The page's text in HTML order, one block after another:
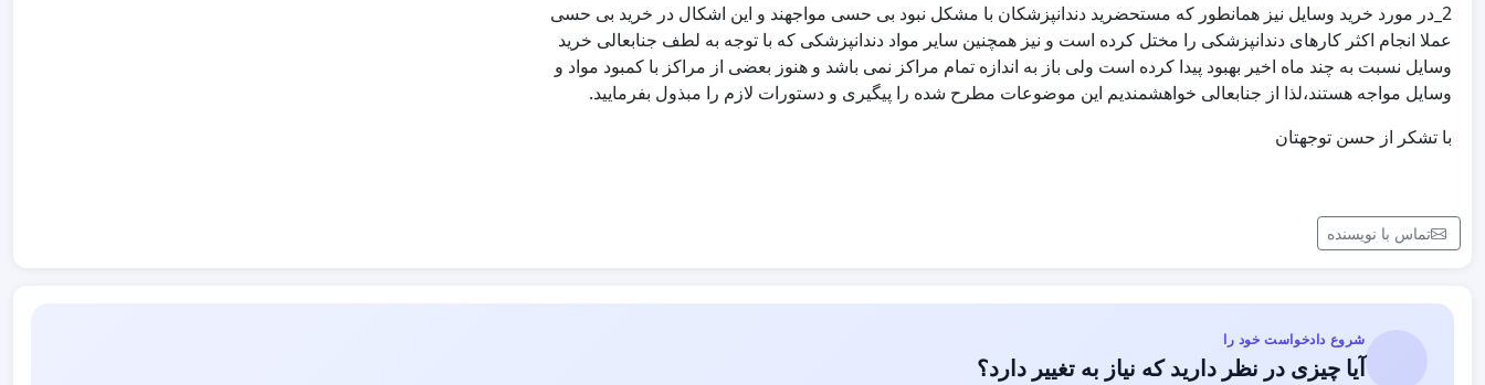
2_در مورد خرید وسایل نیز همانطور که مستحضرید دندانپزشکان با مشکل نبود بی حسی مواجهند و این اشکال در خرید بی حسی
عملا انجام اکثر کارهای دندانپزشکی را مختل کرده است و نیز همچنین سایر مواد دندانپزشکی که با توجه به لطف جنابعالی خرید
وسایل نسبت به چند ماه اخیر بهبود پیدا کرده است ولی باز به اندازه تمام مراکز نمی باشد و هنوز بعضی از مراکز با کمبود مواد و
وسایل مواجه هستند،لذا از جنابعالی خواهشمندیم این موضوعات مطرح شده را پیگیری و دستورات لازم را مبذول بفرمایید.
با تشکر از حسن توجهتان
تماس با نویسنده
شروع دادخواست خود را
آیا چیزی در نظر دارید که نیاز به تغییر دارد؟